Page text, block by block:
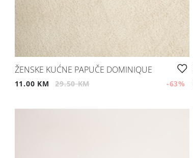
ŽENSKE KUĆNE PAPUČE DOMINIQUE
11.00 KM 29.50 KM -63%